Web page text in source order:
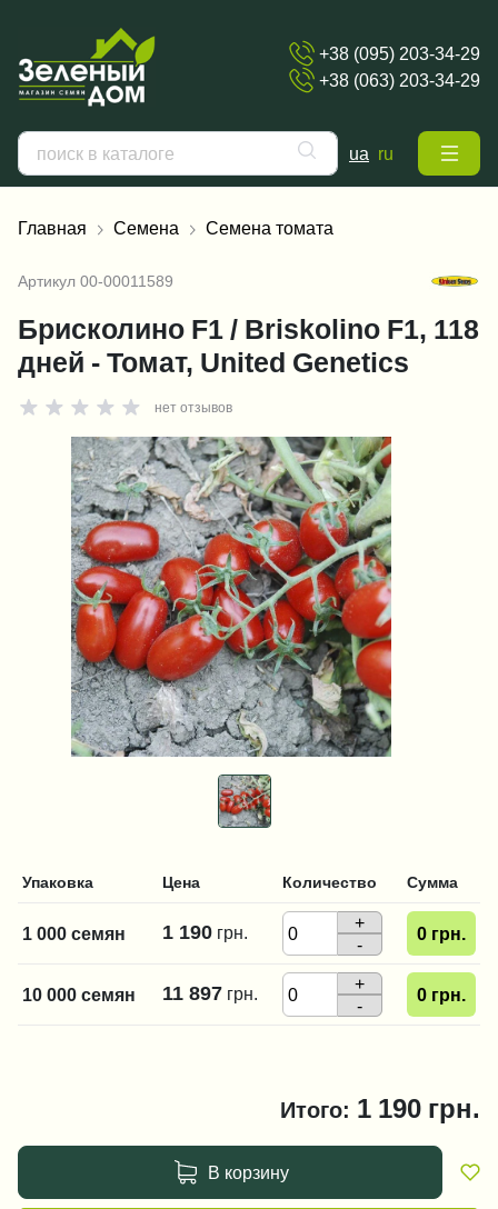
+38 (095) 203-34-29
+38 (063) 203-34-29
ua ru
Главная Семена Семена томата
Артикул 00-00011589
Брисколино F1 / Briskolino F1, 118
дней - Томат, United Genetics
нет отзывов
Упаковка Цена Количество Сумма
1 000 семян 1 190 грн.
+
-
0 грн.
10 000 семян 11 897 грн.
+
-
0 грн.
Итого: 1 190 грн.
В корзину